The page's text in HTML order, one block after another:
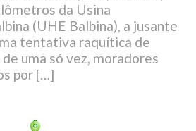
da Usina
(UHE Balbina), a jusante
tentativa raquítica de
uma só vez, moradores
por […]